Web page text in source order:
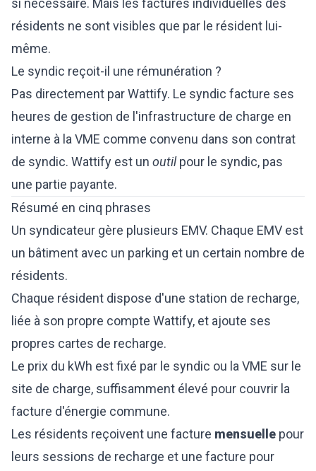
si nécessaire. Mais les factures individuelles des
résidents ne sont visibles que par le résident lui-
même.
Le syndic reçoit-il une rémunération ?
Pas directement par Wattify. Le syndic facture ses
heures de gestion de l'infrastructure de charge en
interne à la VME comme convenu dans son contrat
de syndic. Wattify est un outilpour le syndic, pas
une partie payante.
Résumé en cinq phrases
Un syndicateur gère plusieurs EMV. Chaque EMV est
un bâtiment avec un parking et un certain nombre de
résidents.
Chaque résident dispose d'une station de recharge,
liée à son propre compte Wattify, et ajoute ses
propres cartes de recharge.
Le prix du kWh est fixé par le syndic ou la VME sur le
site de charge, suffisamment élevé pour couvrir la
facture d'énergie commune.
Les résidents reçoivent une facture mensuelle pour
leurs sessions de recharge et une facture pour